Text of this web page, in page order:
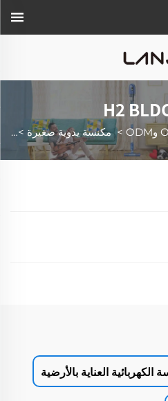
H2
>مكنسة يدوية صغيرة >
الكهربائية العناية بالأرضية